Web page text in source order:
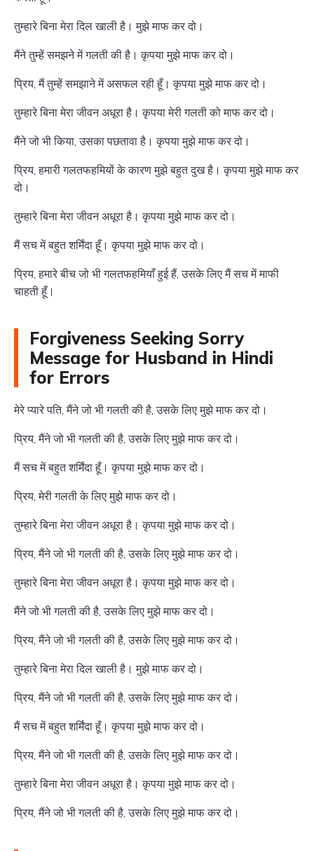
तुम्हारे बिना मेरा दिल खाली है। मुझे माफ कर दो।
मैंने तुम्हें समझने में गलती की है। कृपया मुझे माफ कर दो।
प्रिय, मैं तुम्हें समझाने में असफल रही हूँ। कृपया मुझे माफ कर दो।
तुम्हारे बिना मेरा जीवन अधूरा है। कृपया मेरी गलती को माफ कर दो।
मैंने जो भी किया, उसका पछतावा है। कृपया मुझे माफ कर दो।
प्रिय, हमारी गलतफहमियों के कारण मुझे बहुत दुख है। कृपया मुझे माफ कर
दो।
तुम्हारे बिना मेरा जीवन अधूरा है। कृपया मुझे माफ कर दो।
मैं सच में बहुत शर्मिंदा हूँ। कृपया मुझे माफ कर दो।
प्रिय, हमारे बीच जो भी गलतफहमियाँ हुई हैं, उसके लिए मैं सच में माफी
चाहती हूँ।
Forgiveness Seeking Sorry
Message for Husband in Hindi
for Errors
मेरे प्यारे पति, मैंने जो भी गलती की है, उसके लिए मुझे माफ कर दो।
प्रिय, मैंने जो भी गलती की है, उसके लिए मुझे माफ कर दो।
मैं सच में बहुत शर्मिंदा हूँ। कृपया मुझे माफ कर दो।
प्रिय, मेरी गलती के लिए मुझे माफ कर दो।
तुम्हारे बिना मेरा जीवन अधूरा है। कृपया मुझे माफ कर दो।
प्रिय, मैंने जो भी गलती की है, उसके लिए मुझे माफ कर दो।
तुम्हारे बिना मेरा जीवन अधूरा है। कृपया मुझे माफ कर दो।
मैंने जो भी गलती की है, उसके लिए मुझे माफ कर दो।
प्रिय, मैंने जो भी गलती की है, उसके लिए मुझे माफ कर दो।
तुम्हारे बिना मेरा दिल खाली है। मुझे माफ कर दो।
प्रिय, मैंने जो भी गलती की है, उसके लिए मुझे माफ कर दो।
मैं सच में बहुत शर्मिंदा हूँ। कृपया मुझे माफ कर दो।
प्रिय, मैंने जो भी गलती की है, उसके लिए मुझे माफ कर दो।
तुम्हारे बिना मेरा जीवन अधूरा है। कृपया मुझे माफ कर दो।
प्रिय, मैंने जो भी गलती की है, उसके लिए मुझे माफ कर दो।